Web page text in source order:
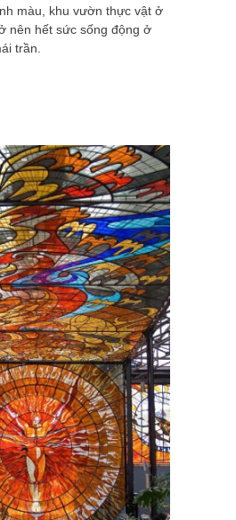
màu, khu vườn thực vật ở
nên hết sức sống động ở
trần.